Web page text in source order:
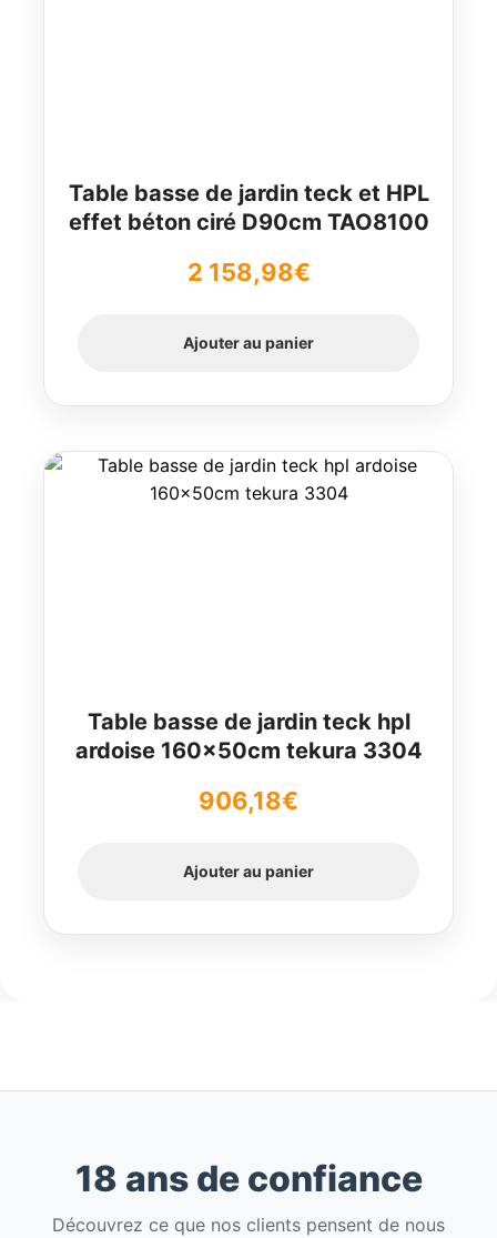
Table basse de jardin teck et HPL
effet béton ciré D90cm TAO8100
2 158,98€
Ajouter au panier
Table basse de jardin teck hpl
ardoise 160x50cm tekura 3304
906,18€
Ajouter au panier
18 ans de confiance
Découvrez ce que nos clients pensent de nous